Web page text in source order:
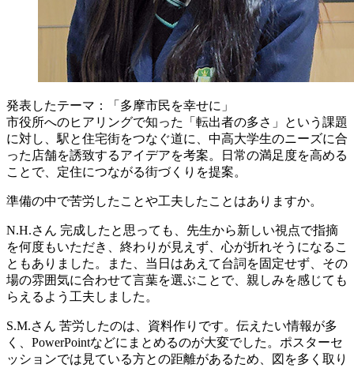
発表したテーマ：「多摩市民を幸せに」
市役所へのヒアリングで知った「転出者の多さ」という課題
に対し、駅と住宅街をつなぐ道に、中高大学生のニーズに合
った店舗を誘致するアイデアを考案。日常の満足度を高める
ことで、定住につながる街づくりを提案。
準備の中で苦労したことや工夫したことはありますか。
N.H.さん 完成したと思っても、先生から新しい視点で指摘
を何度もいただき、終わりが見えず、心が折れそうになるこ
ともありました。また、当日はあえて台詞を固定せず、その
場の雰囲気に合わせて言葉を選ぶことで、親しみを感じても
らえるよう工夫しました。
S.M.さん 苦労したのは、資料作りです。伝えたい情報が多
く、PowerPointなどにまとめるのが大変でした。ポスターセ
ッションでは見ている方との距離があるため、図を多く取り